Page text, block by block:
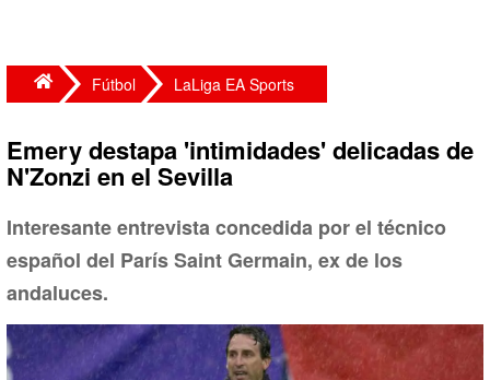
Fútbol LaLiga EA Sports
Emery destapa 'intimidades' delicadas de
N'Zonzi en el Sevilla
Interesante entrevista concedida por el técnico
español del París Saint Germain, ex de los
andaluces.